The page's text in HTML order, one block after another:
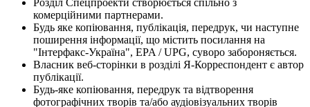
комерційними партнерами.
Будь яке копіювання, публікація, передрук, чи наступне
поширення інформації, що містить посилання на
"Інтерфакс-Україна", EPA / UPG, суворо забороняється.
Власник веб-сторінки в розділі Я-Корреспондент є автор
публікації.
Будь-яке копіювання, передрук та відтворення
фотографічних творів та/або аудіовізуальних творів